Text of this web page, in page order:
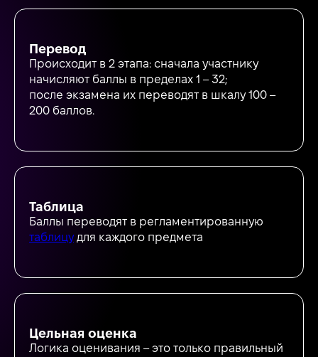
Перевод
Происходит в 2 этапа: сначала участнику
начисляют баллы в пределах 1 – 32;
после экзамена их переводят в шкалу 100 –
200 баллов.
Таблица
Баллы переводят в регламентированную
таблицудля каждого предмета
Цельная оценка
Логика оценивания – это только правильный